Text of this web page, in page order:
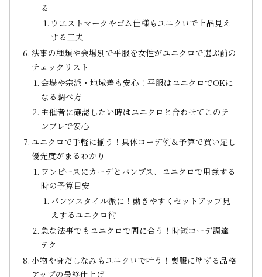
る
ウエストマークやゴム仕様もユニクロで上品見え
する工夫
法事の種類や会場別で平服を女性がユニクロで選ぶ前の
チェックリスト
会場や宗派・地域差も安心！平服はユニクロでOKに
なる調べ方
主催者に確認したい時はユニクロと合わせてこのテ
ンプレで安心
ユニクロで手軽に揃う！具体コーデ例＆予算で買い足し
優先度がまるわかり
ワンピースにカーデとパンプス、ユニクロで用意する
時の予算目安
パンツスタイル派に！動きやすくセットアップ見
えするユニクロ術
急な法事でもユニクロで間に合う！時短コーデ調達
テク
小物や身だしなみもユニクロで叶う！喪服に準ずる品格
アップの最終仕上げ